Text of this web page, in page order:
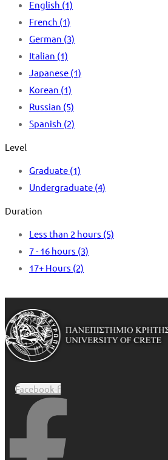
English (1)
French (1)
German (3)
Italian (1)
Japanese (1)
Korean (1)
Russian (5)
Spanish (2)
Level
Graduate (1)
Undergraduate (4)
Duration
Less than 2 hours (5)
7 - 16 hours (3)
17+ Hours (2)
Facebook-f